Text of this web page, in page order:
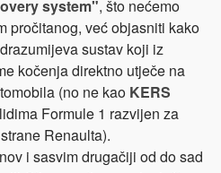
system", što nećemo
pročitanog, već objasniti kako
sustav koji iz
kočenja direktno utječe na
(no ne kao KERS
Formule 1 razvijen za
Renaulta).
i sasvim drugačiji od do sad